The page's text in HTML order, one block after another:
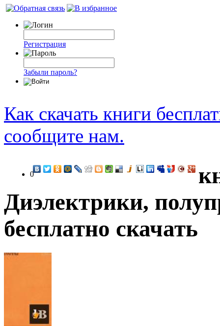
Регистрация
Забыли пароль?
Как скачать книги
сообщите нам.
0
Диэлектрики,
бесплатно скачать